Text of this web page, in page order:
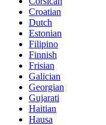
Croatian
Dutch
Estonian
Filipino
Finnish
Frisian
Galician
Georgian
Gujarati
Haitian
Hausa